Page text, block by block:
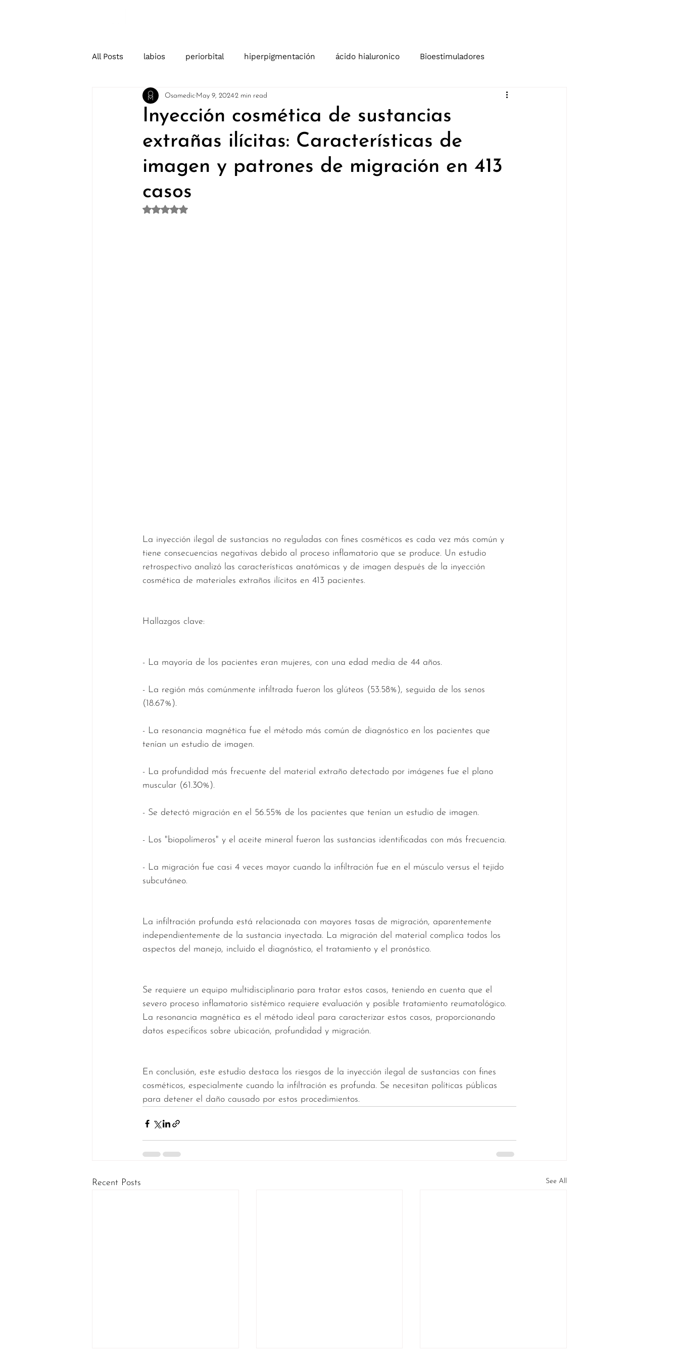
All Posts labios periorbital hiperpigmentación ácido hialuronico Bioestimuladores
Inyección cosmética de sustancias
extrañas ilícitas: Características de
imagen y patrones de migración en 413
casos
Osamedic May 9, 20242 min read
Rated NaN out of 5 stars.
La inyección ilegal de sustancias no reguladas con fines cosméticos es cada vez más común y
tiene consecuencias negativas debido al proceso inflamatorio que se produce. Un estudio
retrospectivo analizó las características anatómicas y de imagen después de la inyección
cosmética de materiales extraños ilícitos en 413 pacientes.
Hallazgos clave:
- La mayoría de los pacientes eran mujeres, con una edad media de 44 años.
- La región más comúnmente infiltrada fueron los glúteos (53.58%), seguida de los senos
(18.67%).
- La resonancia magnética fue el método más común de diagnóstico en los pacientes que
tenían un estudio de imagen.
- La profundidad más frecuente del material extraño detectado por imágenes fue el plano
muscular (61.30%).
- Se detectó migración en el 56.55% de los pacientes que tenían un estudio de imagen.
- Los "biopolímeros" y el aceite mineral fueron las sustancias identificadas con más frecuencia.
- La migración fue casi 4 veces mayor cuando la infiltración fue en el músculo versus el tejido
subcutáneo.
La infiltración profunda está relacionada con mayores tasas de migración, aparentemente
independientemente de la sustancia inyectada. La migración del material complica todos los
aspectos del manejo, incluido el diagnóstico, el tratamiento y el pronóstico.
Se requiere un equipo multidisciplinario para tratar estos casos, teniendo en cuenta que el
severo proceso inflamatorio sistémico requiere evaluación y posible tratamiento reumatológico.
La resonancia magnética es el método ideal para caracterizar estos casos, proporcionando
datos específicos sobre ubicación, profundidad y migración.
En conclusión, este estudio destaca los riesgos de la inyección ilegal de sustancias con fines
cosméticos, especialmente cuando la infiltración es profunda. Se necesitan políticas públicas
para detener el daño causado por estos procedimientos.
Recent Posts See All